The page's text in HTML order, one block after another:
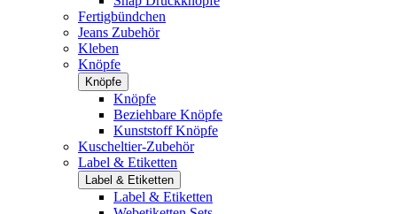
Fertigbündchen
Jeans Zubehör
Kleben
Knöpfe
Knöpfe
Knöpfe
Beziehbare Knöpfe
Kunststoff Knöpfe
Kuscheltier-Zubehör
Label & Etiketten
Label & Etiketten
Label & Etiketten